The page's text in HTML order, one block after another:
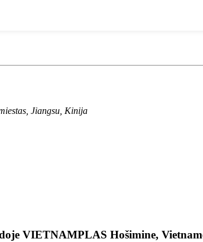
Jiangsu, Kinija
VIETNAMPLAS Hošimine,